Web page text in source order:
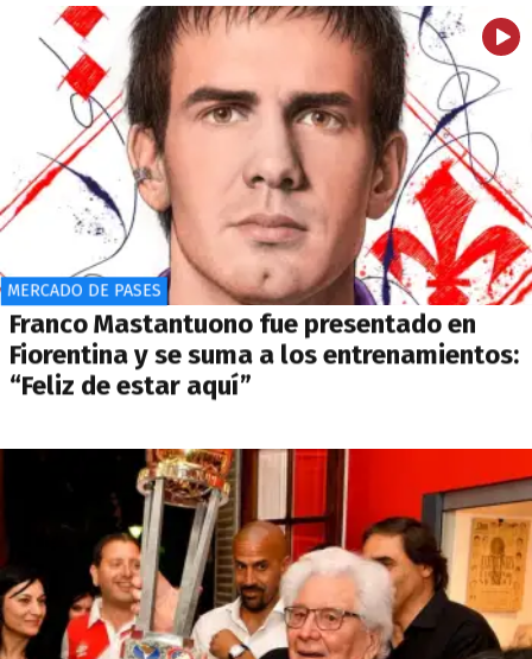
MERCADO DE PASES
Franco Mastantuono fue presentado en
Fiorentina y se suma a los entrenamientos:
“Feliz de estar aquí”